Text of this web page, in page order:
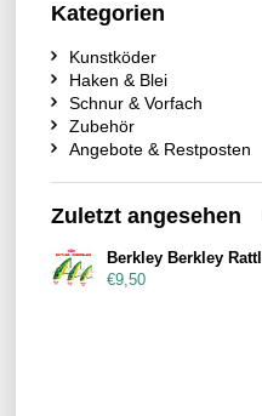
Kategorien
Kunstköder
Haken & Blei
Schnur & Vorfach
Zubehör
Angebote & Restposten
Zuletzt angesehen
€9,50